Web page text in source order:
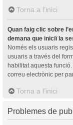
Torna a l’inici
Quan faig clic sobre
demana que iniciï la
Només els usuaris
usuaris a través del
habilitat aquesta
correu electrònic per
Torna a l’inici
Problemes de